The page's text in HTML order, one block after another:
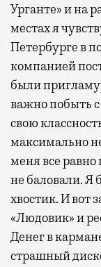
Урганте» и на
местах я
Петербурге в
компанией
были
важно побыть
свою
максимально
меня все
не баловали. Я
хвостик. И вот
«Людовик» и
Денег в
страшный